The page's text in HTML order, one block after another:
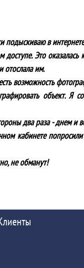
подыскиваю в
Это
отослала им.
возможность
объект. Я
два раза - днем и
кабинете
не обманут!